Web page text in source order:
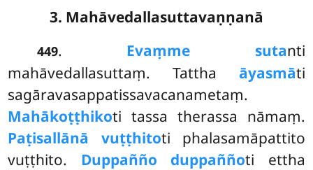
3. Mahāvedallasuttavaṇṇanā
449. Evaṃme sutanti
mahāvedallasuttaṃ. Tattha āyasmāti
sagāravasappatissavacanametaṃ.
Mahākoṭṭhikoti tassa therassa nāmaṃ.
Paṭisallānā vuṭṭhitoti phalasamāpattito
vuṭṭhito. Duppañño duppaññoti ettha